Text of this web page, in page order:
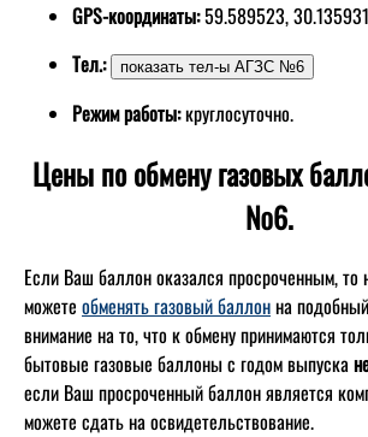
GPS-координаты:59.589523, 30.135931
Тел.:
Режим работы:круглосуточно.
Цены по обмену газовых
№6.
Если Ваш баллон оказался просроченным,
можете обменять газовый баллонна
внимание на то, что к обмену принимаются
бытовые газовые баллоны с годом выпуска
если Ваш просроченный баллон является
можете сдать на освидетельствование.